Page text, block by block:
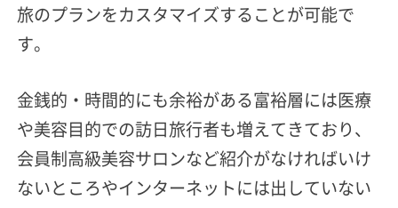
旅のプランをカスタマイズすることが可能で
す。
金銭的・時間的にも余裕がある富裕層には医療
や美容目的での訪日旅行者も増えてきており、
会員制高級美容サロンなど紹介がなければいけ
ないところやインターネットには出していない